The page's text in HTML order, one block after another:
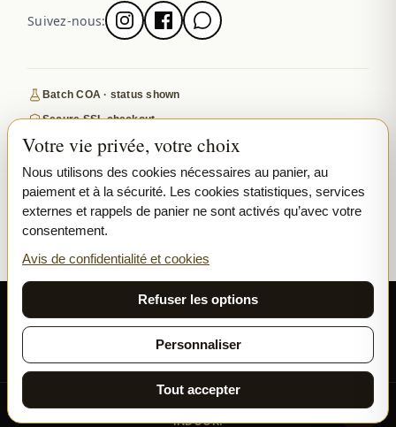
Suivez-nous:
Batch COA · status shown
Secure SSL checkout
Discreet, tracked EU delivery
Premium indoor · COA where published
Google-reviewed
SECURE PAYMENTS
₿ BITCOIN SEPA
Solar Shine s.r.o.· Karlova 150/42, 110 00 Praha,
Czech Republic · IČO 04375092 · DIČ CZ04375092
Conditions généralesCookies
Toutes nos fleurs et résines sont cultivées exclusivement en
INDOOR.
Votre vie privée, votre choix
Nous utilisons des cookies nécessaires au panier, au
paiement et à la sécurité. Les cookies statistiques, services
externes et rappels de panier ne sont activés qu’avec votre
consentement.
Avis de confidentialité et cookies
Refuser les options
Personnaliser
Tout accepter